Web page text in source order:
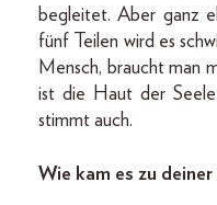
begleitet. Aber ganz
fünf Teilen wird es
Mensch, braucht man
ist die Haut der
stimmt auch.
Wie kam es zu